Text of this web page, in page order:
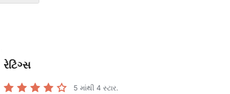
રેટિંગ્સ
5 માંથી 4 સ્ટાર.